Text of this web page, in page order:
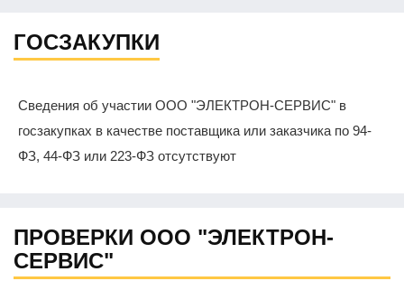
ГОСЗАКУПКИ
Сведения об участии ООО "ЭЛЕКТРОН-СЕРВИС" в
госзакупках в качестве поставщика или заказчика по 94-
ФЗ, 44-ФЗ или 223-ФЗ отсутствуют
ПРОВЕРКИ ООО "ЭЛЕКТРОН-
СЕРВИС"